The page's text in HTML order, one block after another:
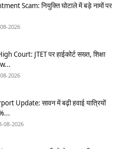
Scam: नियुक्ति घोटाले में बड़े नामों पर
2026
Court: JTET पर हाईकोर्ट सख्त, शिक्षा
2026
Update: सावन में बढ़ी हवाई यात्रियों
08-2026